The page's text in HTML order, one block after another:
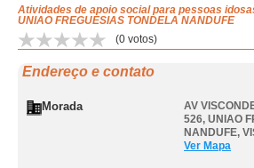
Atividades de apoio social para pessoas
UNIAO FREGUESIAS TONDELA NANDUFE
(0 votos)
Endereço e contato
Morada
AV
526, UNIAO
NANDUFE,
Ver Mapa